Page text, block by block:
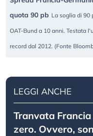
quota 90 pb La soglia di 90
OAT-Bund a 10 anni. Testata
record dal 2012. (Fonte
LEGGI ANCHE
Tranvata
zero. Ovvero,